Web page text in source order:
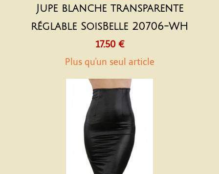
Jupe blanche transparente
réglable SoisBelle 20706-WH
17.50 €
Plus qu'un seul article